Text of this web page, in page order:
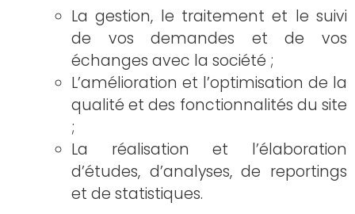
La gestion, le traitement et le suivi
de vos demandes et de vos
échanges avec la société ;
L’amélioration et l’optimisation de la
qualité et des fonctionnalités du site
;
La réalisation et l’élaboration
d’études, d’analyses, de reportings
et de statistiques.